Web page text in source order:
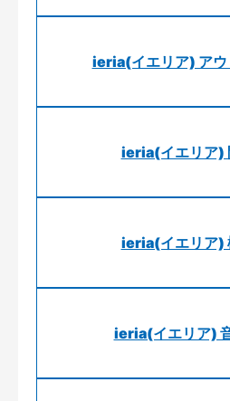
ieria(イエリア) アウ
ieria(イエリア)
ieria(イエリア)
ieria(イエリア)